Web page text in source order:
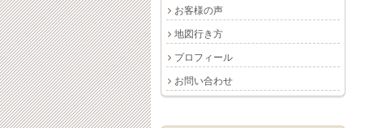
お客様の声
地図行き方
プロフィール
お問い合わせ